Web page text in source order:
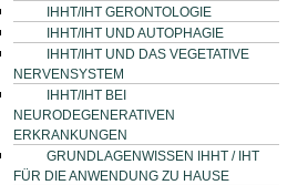
IHHT/IHT GERONTOLOGIE
IHHT/IHT UND AUTOPHAGIE
IHHT/IHT UND DAS VEGETATIVE
NERVENSYSTEM
IHHT/IHT BEI
NEURODEGENERATIVEN
ERKRANKUNGEN
GRUNDLAGENWISSEN IHHT / IHT
FÜR DIE ANWENDUNG ZU HAUSE